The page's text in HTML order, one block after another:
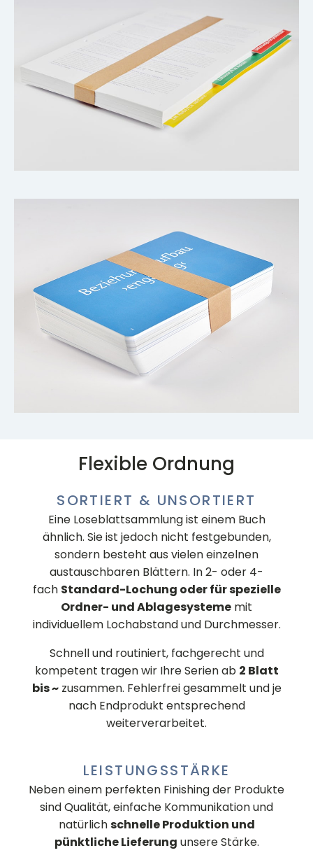
Flexible Ordnung
SORTIERT & UNSORTIERT
Eine Loseblattsammlung ist einem Buch
ähnlich. Sie ist jedoch nicht festgebunden,
sondern besteht aus vielen einzelnen
austauschbaren Blättern. In 2- oder 4-
fach Standard-Lochung oder für spezielle
Ordner- und Ablagesysteme mit
individuellem Lochabstand und Durchmesser.
Schnell und routiniert, fachgerecht und
kompetent tragen wir Ihre Serien ab 2 Blatt
bis ~zusammen. Fehlerfrei gesammelt und je
nach Endprodukt entsprechend
weiterverarbeitet.
LEISTUNGSSTÄRKE
Neben einem perfekten Finishing der Produkte
sind Qualität, einfache Kommunikation und
natürlichschnelle Produktion und
pünktliche Lieferung unsere Stärke.